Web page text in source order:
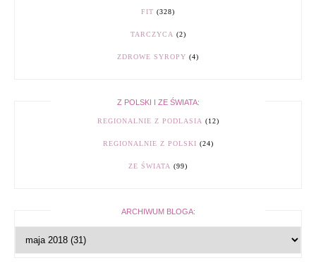
FIT (328)
TARCZYCA (2)
ZDROWE SYROPY (4)
Z POLSKI I ZE ŚWIATA:
REGIONALNIE Z PODLASIA (12)
REGIONALNIE Z POLSKI (24)
ZE ŚWIATA (99)
ARCHIWUM BLOGA: